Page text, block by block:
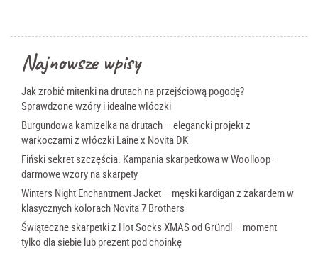
Najnowsze wpisy
Jak zrobić mitenki na drutach na przejściową pogodę?
Sprawdzone wzóry i idealne włóczki
Burgundowa kamizelka na drutach – elegancki projekt z
warkoczami z włóczki Laine x Novita DK
Fiński sekret szczęścia. Kampania skarpetkowa w Woolloop –
darmowe wzory na skarpety
Winters Night Enchantment Jacket – męski kardigan z żakardem w
klasycznych kolorach Novita 7 Brothers
Świąteczne skarpetki z Hot Socks XMAS od Gründl – moment
tylko dla siebie lub prezent pod choinkę